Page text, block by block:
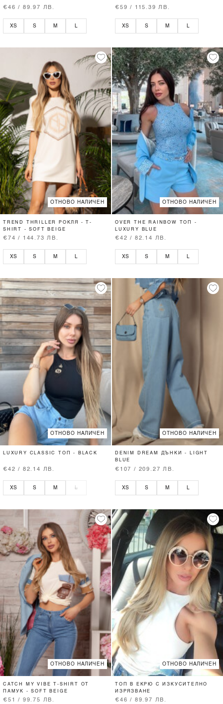
€46 / 89.97 ЛВ.
XS S M
€59 / 115.39 ЛВ.
XS S M
ОТНОВО НАЛИЧЕН
TREND THRILLER РОКЛЯ - T-
SHIRT - SOFT BEIGE
€74 / 144.73 ЛВ.
XS S M L
ОТНОВО НАЛИЧЕН
OVER THE RAINBOW ТОП -
LUXURY BLUE
€42 / 82.14 ЛВ.
XS S M L
ОТНОВО НАЛИЧЕН
LUXURY CLASSIC ТОП - BLACK
€42 / 82.14 ЛВ.
XS S M L
ОТНОВО НАЛИЧЕН
DENIM DREAM ДЪНКИ - LIGHT
BLUE
€107 / 209.27 ЛВ.
XS S M
ОТНОВО НАЛИЧЕН
CATCH MY VIBE T-SHIRT ОТ
ПАМУК - SOFT BEIGE
€51 / 99.75 ЛВ.
ОТНОВО НАЛИЧЕН
ТОП В ЕКРЮ С ИЗКУСИТЕЛНО
ИЗРЯЗВАНЕ
€46 / 89.97 ЛВ.